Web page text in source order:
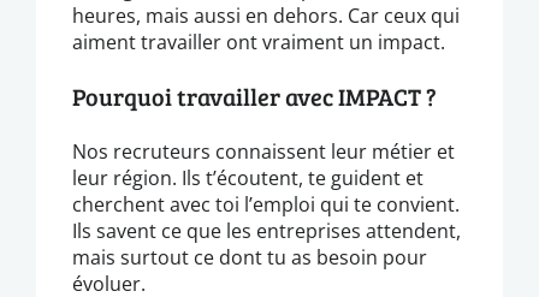
heures, mais aussi en dehors. Car ceux qui
aiment travailler ont vraiment un impact.
Pourquoi travailler avec IMPACT ?
Nos recruteurs connaissent leur métier et
leur région. Ils t’écoutent, te guident et
cherchent avec toi l’emploi qui te convient.
Ils savent ce que les entreprises attendent,
mais surtout ce dont tu as besoin pour
évoluer.